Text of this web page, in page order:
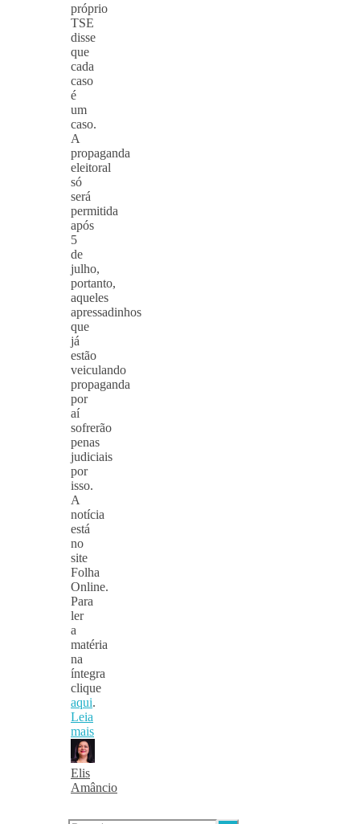
próprio
TSE
disse
que
cada
caso
é
um
caso.
A
propaganda
eleitoral
só
será
permitida
após
5
de
julho,
portanto,
aqueles
apressadinhos
que
já
estão
veiculando
propaganda
por
aí
sofrerão
penas
judiciais
por
isso.
A
notícia
está
no
site
Folha
Online.
Para
ler
a
matéria
na
íntegra
clique
aqui.
Leia
mais
Elis
Amâncio